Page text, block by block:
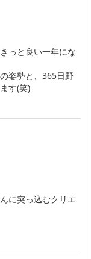
っと良い一年にな
姿勢と、365日野
す(笑)
に突っ込むクリエ